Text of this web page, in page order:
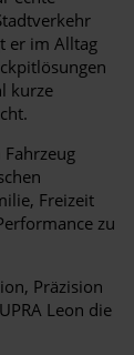
er im Alltag
kurze
Fahrzeug
Freizeit
zu
Präzision
Leon die